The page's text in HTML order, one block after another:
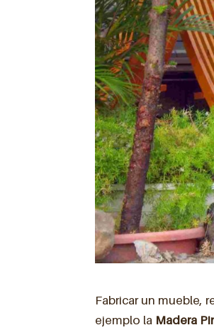
Fabricar un mueble,
ejemplo la Madera